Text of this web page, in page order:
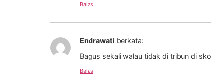
Balas
Endrawati berkata:
Bagus sekali walau tidak di tribun di
Balas